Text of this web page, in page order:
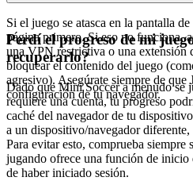
Si el juego se atasca en la pantalla
página primero. Si eso no funciona,
una VPN restrictiva o una extensión
bloquear el contenido del juego
agresivo). Asegúrate siempre de que
configuración de tu navegador.
Perdí el progreso de mi
recuperarlo?
Dado que Mini Soccer a menudo se
requiere una cuenta, tu progreso
caché del navegador de tu
a un dispositivo/navegador
Para evitar esto, comprueba siempre
jugando ofrece una función de inicio
de haber iniciado sesión.